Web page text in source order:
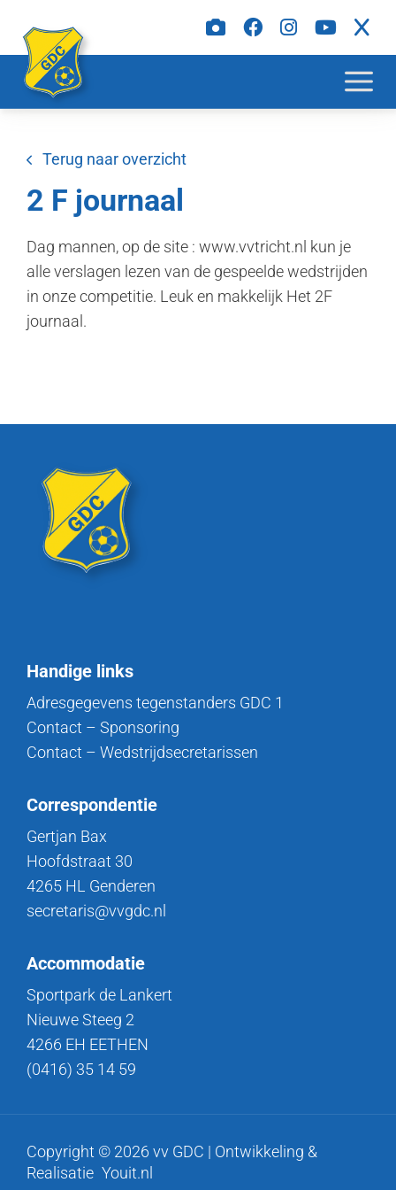
Terug naar overzicht
2 F journaal
Dag mannen, op de site : www.vvtricht.nl kun je
alle verslagen lezen van de gespeelde wedstrijden
in onze competitie. Leuk en makkelijk Het 2F
journaal.
Handige links
Adresgegevens tegenstanders GDC 1
Contact – Sponsoring
Contact – Wedstrijdsecretarissen
Correspondentie
Gertjan Bax
Hoofdstraat 30
4265 HL Genderen
secretaris@vvgdc.nl
Accommodatie
Sportpark de Lankert
Nieuwe Steeg 2
4266 EH EETHEN
(0416) 35 14 59
Copyright © 2026 vv GDC | Ontwikkeling &
Realisatie Youit.nl